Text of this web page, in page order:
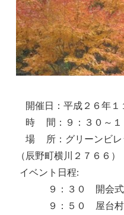
開催日：平成２６年１
時 間：９：３０～１
場 所：グリーンビレ
（辰野町横川２７６６
イベント日程:
９：３０ 開会式
９：５０ 屋台村